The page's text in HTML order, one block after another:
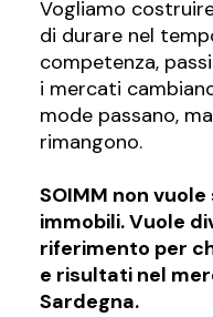
Vogliamo
di durare nel
competenza,
i mercati
mode passano,
rimangono.
SOIMM non
immobili. Vuole
riferimento per
e risultati nel
Sardegna.